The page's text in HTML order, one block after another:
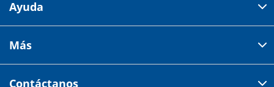
Av 18 de marzo # 309. Colonia la Nogalera.
Tiendas
Ayuda
Centro de ayuda
Más
Contáctanos